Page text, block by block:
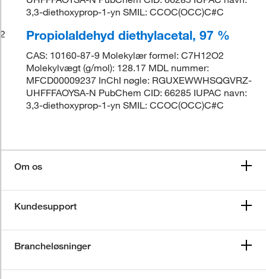
3,3-diethoxyprop-1-yn SMIL: CCOC(OCC)C#C
2
Propiolaldehyd diethylacetal, 97 %
CAS: 10160-87-9 Molekylær formel: C7H12O2
Molekylvægt (g/mol): 128.17 MDL nummer:
MFCD00009237 InChI nøgle: RGUXEWWHSQGVRZ-
UHFFFAOYSA-N PubChem CID: 66285 IUPAC navn:
3,3-diethoxyprop-1-yn SMIL: CCOC(OCC)C#C
Om os
Kundesupport
Brancheløsninger